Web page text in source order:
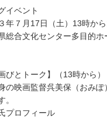
イベント
月17日（土）13時から
化センター多目的ホー
トーク】（13時から）
監督呉美保（おみぽ）
。
フィール